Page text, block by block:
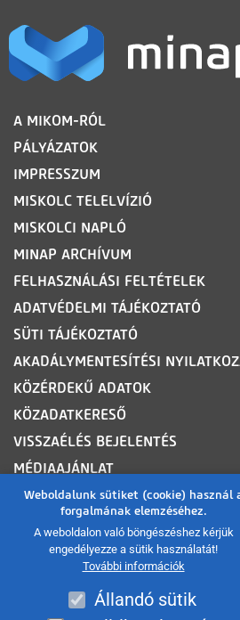
Weboldalunk sütiket (cookie) használ
forgalmának elemzéséhez.
A weboldalon való böngészéshez kérjük
engedélyezze a sütik használatát!
További információk
Állandó sütik
LÁBLÉC
A MIKOM-RÓL
PÁLYÁZATOK
IMPRESSZUM
MISKOLC TELELVÍZIÓ
MISKOLCI NAPLÓ
MINAP ARCHÍVUM
FELHASZNÁLÁSI FELTÉTELEK
ADATVÉDELMI TÁJÉKOZTATÓ
SÜTI TÁJÉKOZTATÓ
AKADÁLYMENTESÍTÉSI
KÖZÉRDEKŰ ADATOK
KÖZADATKERESŐ
VISSZAÉLÉS BEJELENTÉS
MÉDIAAJÁNLAT
OLDALTÉRKÉP
ROVATOK